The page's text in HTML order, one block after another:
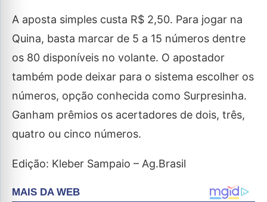
A aposta simples custa R$ 2,50. Para jogar na
Quina, basta marcar de 5 a 15 números dentre
os 80 disponíveis no volante. O apostador
também pode deixar para o sistema escolher os
números, opção conhecida como Surpresinha.
Ganham prêmios os acertadores de dois, três,
quatro ou cinco números.
Edição: Kleber Sampaio – Ag.Brasil